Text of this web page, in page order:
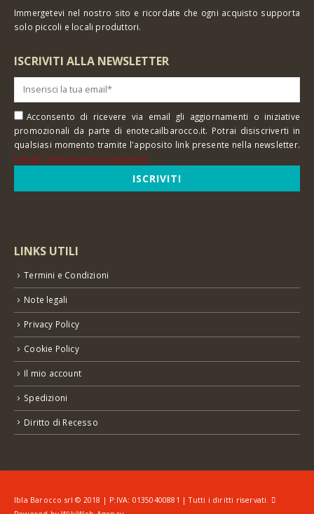
Immergetevi nel nostro sito e ricordate che ogni acquisto supporta
solo piccoli e locali produttori.
ISCRIVITI ALLA NEWSLETTER
Acconsento di ricevere via email gli aggiornamenti o iniziative
promozionali da parte di enotecailbarocco.it. Potrai disiscriverti in
qualsiasi momento tramite l'apposito link presente nella newsletter.
Leggi l'informativa completa
LINKS UTILI
Termini e Condizioni
Note legali
Privacy Policy
Cookie Policy
Il mio account
Spedizioni
Diritto di Recesso
Ibla Barocco srl © 2018 | P:IVA: 01350400881 | Tutti i diritti riservati.